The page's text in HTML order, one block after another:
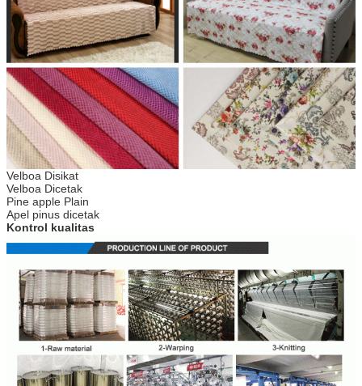
Velboa Disikat
Velboa Dicetak
Pine apple Plain
Apel pinus dicetak
Kontrol kualitas